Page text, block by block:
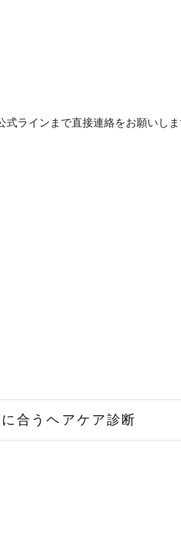
式ラインまで直接連絡をお願いし
合うヘアケア診断